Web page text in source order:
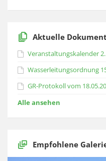
Aktuelle
Veranstaltungskalender
Wasserleitungsordnung
GR-Protokoll vom
Alle ansehen
Empfohlene